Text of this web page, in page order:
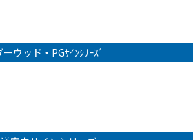
ウッド・PGｻｲﾝｼﾘｰｽﾞ